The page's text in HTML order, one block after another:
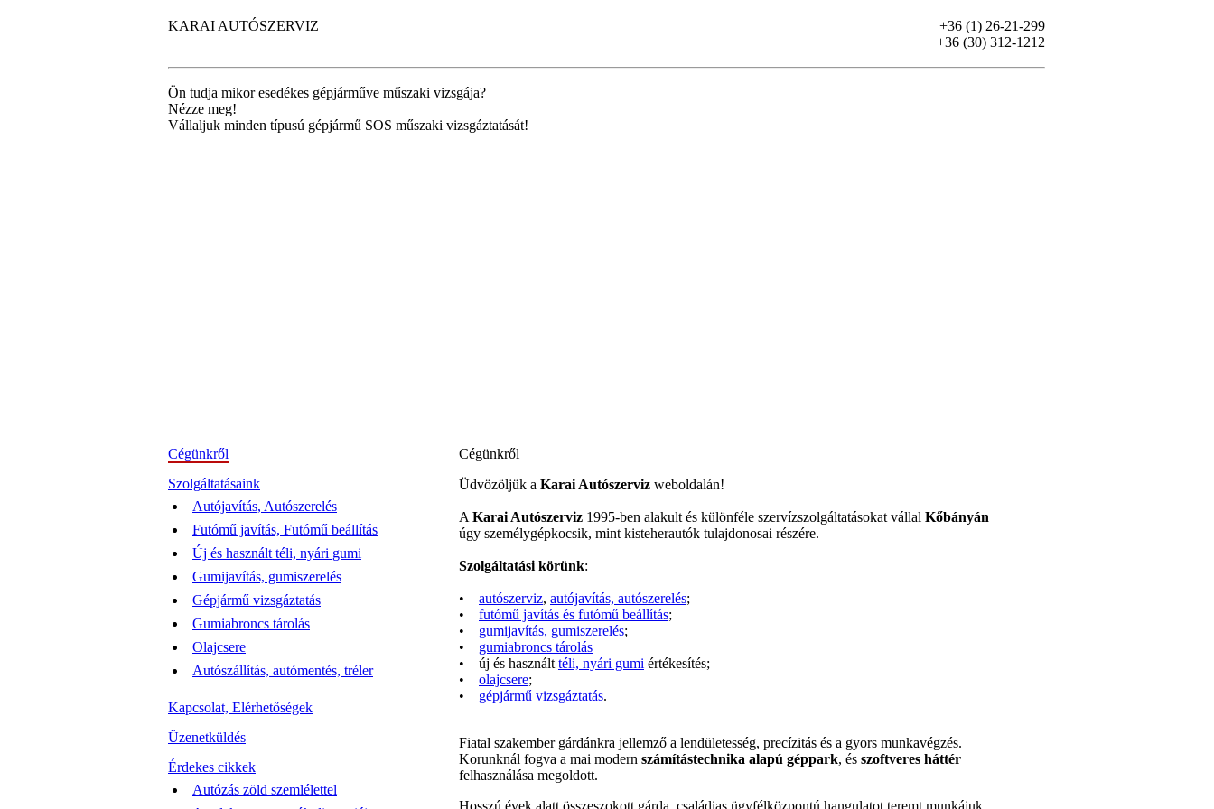
Cégünkről
Szolgáltatásaink
Autójavítás, Autószerelés
Futómű javítás, Futómű beállítás
Új és használt téli, nyári gumi
Gumijavítás, gumiszerelés
Gépjármű vizsgáztatás
Gumiabroncs tárolás
Olajcsere
Autószállítás, autómentés, tréler
Kapcsolat, Elérhetőségek
Üzenetküldés
Érdekes cikkek
Autózás zöld szemlélettel
Cégünkről
Üdvözöljük a Karai Autószerviz weboldalán!
A Karai Autószerviz 1995-ben alakult és különféle szervízszolgáltatásokat vállal Kőbányán
úgy személygépkocsik, mint kisteherautók tulajdonosai részére.
Szolgáltatási körünk:
• autószerviz, autójavítás, autószerelés;
• futómű javítás és futómű beállítás;
• gumijavítás, gumiszerelés;
• gumiabroncs tárolás
• új és használt téli, nyári gumi értékesítés;
• olajcsere;
• gépjármű vizsgáztatás.
Fiatal szakember gárdánkra jellemző a lendületesség, precízitás és a gyors munkavégzés.
Korunknál fogva a mai modern számítástechnika alapú géppark, és szoftveres háttér
felhasználása megoldott.
Hosszú évek alatt összeszokott gárda, családias ügyfélközpontú hangulatot teremt munkájuk
KARAI AUTÓSZERVIZ
+36 (1) 26-21-299
+36 (30) 312-1212
Ön tudja mikor esedékes gépjárműve műszaki vizsgája?
Nézze meg!
Vállaljuk minden típusú gépjármű SOS műszaki vizsgáztatását!